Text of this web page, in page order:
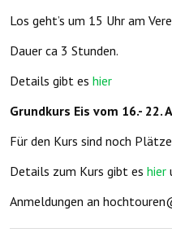
Los geht’s um 15 Uhr am
Dauer ca 3 Stunden.
Details gibt es hier
Grundkurs Eis vom 16.- 22.
Für den Kurs sind noch
Details zum Kurs gibt es hier
Anmeldungen an